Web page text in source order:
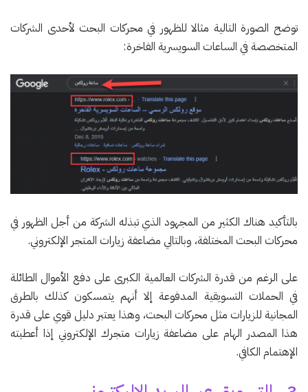
توضح الصورة التالية مثالا للظهور في محركات البحث لأحدى الشركات
المتخصصة في الساعات السويسرية الفاخرة:
بالتأكيد هناك الكثير من المجهود الذي تبذله الشركة من أجل الظهور في
محركات البحث المختلفة، وبالتالي مضاعفة زيارات المتجر الإلكتروني.
على الرغم من قدرة الشركات العالمية الكبرى على دفع الأموال الطائلة
في الحملات التسويقية المدفوعة إلا أنهم يتمسكون كذلك بالطرق
المجانية للزيارات مثل محركات البحث، وهذا يعتبر دليل قوي على قدرة
هذا المصدر الهام على مضاعفة زيارات متجرك الإلكتروني إذا أعطيته
الإهتمام الكافي.